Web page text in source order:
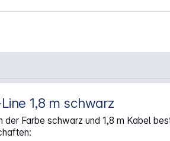
1,8m schwarz"
1,8 m schwarz
Farbe schwarz und 1,8 m Kabel